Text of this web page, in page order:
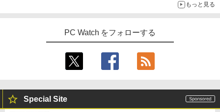
もっと見る
PC Watch をフォローする
Special Site